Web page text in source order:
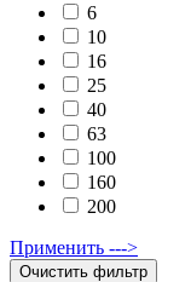
6
10
16
25
40
63
100
160
200
Применить --->